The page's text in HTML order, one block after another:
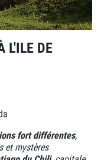
L'ILE DE
fort différentes,
et mystères